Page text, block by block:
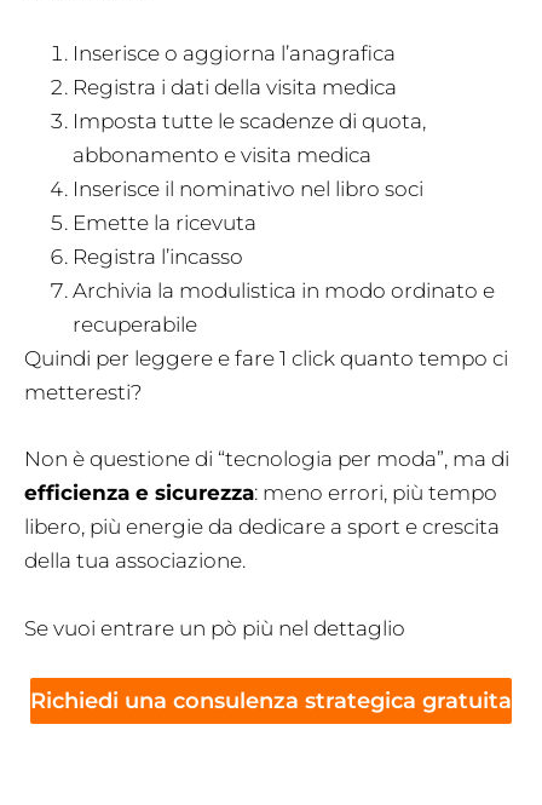
Inserisce o aggiorna l’anagrafica
Registra i dati della visita medica
Imposta tutte le scadenze di quota,
abbonamento e visita medica
Inserisce il nominativo nel libro soci
Emette la ricevuta
Registra l’incasso
Archivia la modulistica in modo ordinato e
recuperabile
Quindi per leggere e fare 1 click quanto tempo ci
metteresti?
Non è questione di “tecnologia per moda”, ma di
efficienza e sicurezza: meno errori, più tempo
libero, più energie da dedicare a sport e crescita
della tua associazione.
Se vuoi entrare un pò più nel dettaglio
Richiedi una consulenza strategica gratuita